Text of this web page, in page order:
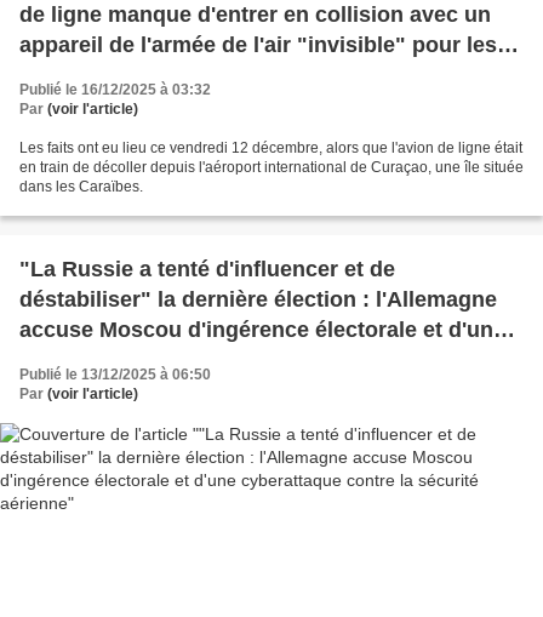
de ligne manque d'entrer en collision avec un
appareil de l'armée de l'air "invisible" pour les
Publié le 16/12/2025 à 03:32
Par (voir l'article)
Les faits ont eu lieu ce vendredi 12 décembre, alors que l'avion de ligne était
en train de décoller depuis l'aéroport international de Curaçao, une île située
dans les Caraïbes.
"La Russie a tenté d'influencer et de
déstabiliser" la dernière élection : l'Allemagne
accuse Moscou d'ingérence électorale et d'une
Publié le 13/12/2025 à 06:50
Par (voir l'article)